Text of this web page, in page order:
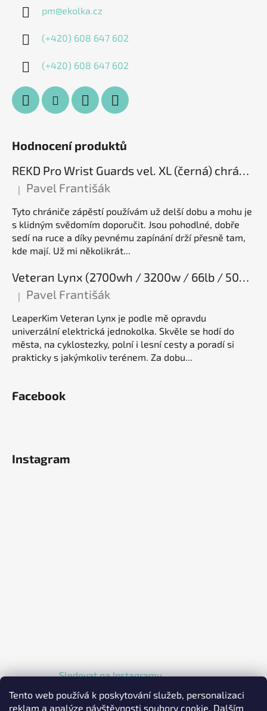
Tento web používá k poskytování služeb, personalizaci
reklam a analýze návštěvnosti soubory cookie. Dalším
pm@ekolka.cz
(+420) 608 647 602
(+420) 608 647 602
Hodnocení produktů
REKD Pro Wrist Guards vel. XL (černá) chrániče zápěstí
Hodnocení produktu je 5 z 5 hvězdiček.
| Pavel Františák
Tyto chrániče zápěstí používám už delší dobu a mohu je
s klidným svědomím doporučit. Jsou pohodlné, dobře
sedí na ruce a díky pevnému zapínání drží přesně tam,
kde mají. Už mi několikrát...
Veteran Lynx (2700wh / 3200w / 66lb / 50E), elektrická jednokolka
Hodnocení produktu je 5 z 5 hvězdiček.
| Pavel Františák
LeaperKim Veteran Lynx je podle mě opravdu
univerzální elektrická jednokolka. Skvěle se hodí do
města, na cyklostezky, polní i lesní cesty a poradí si
prakticky s jakýmkoliv terénem. Za dobu...
Facebook
Instagram
Sledovat na Instagramu